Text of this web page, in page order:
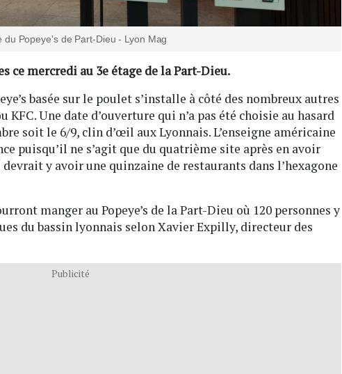
du Popeye's de Part-Dieu - Lyon Mag
ce mercredi au 3e étage de la Part-Dieu.
basée sur le poulet s’installe à côté des nombreux autres
Une date d’ouverture qui n’a pas été choisie au hasard
soit le 6/9, clin d’œil aux Lyonnais. L’enseigne américaine
puisqu’il ne s’agit que du quatrième site après en avoir
y avoir une quinzaine de restaurants dans l’hexagone
manger au Popeye’s de la Part-Dieu où 120 personnes y
du bassin lyonnais selon Xavier Expilly, directeur des
Publicité